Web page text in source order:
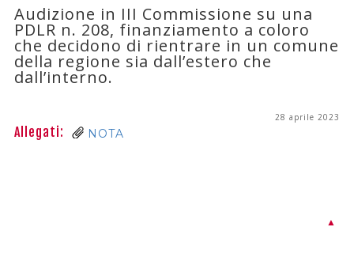
Audizione in III Commissione su una
PDLR n. 208, finanziamento a coloro
che decidono di rientrare in un comune
della regione sia dall’estero che
dall’interno.
28 aprile 2023
Allegati: NOTA
▲